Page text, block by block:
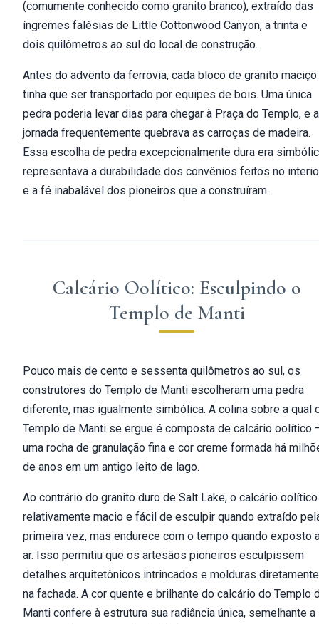
(comumente conhecido como granito branco), extraído das
íngremes falésias de Little Cottonwood Canyon, a trinta e
dois quilômetros ao sul do local de construção.
Antes do advento da ferrovia, cada bloco de granito maciço
tinha que ser transportado por equipes de bois. Uma única
pedra poderia levar dias para chegar à Praça do Templo, e a
jornada frequentemente quebrava as carroças de madeira.
Essa escolha de pedra excepcionalmente dura era
representava a durabilidade dos convênios feitos no
e a fé inabalável dos pioneiros que a construíram.
Calcário Oolítico: Esculpindo o
Templo de Manti
Pouco mais de cento e sessenta quilômetros ao sul, os
construtores do Templo de Manti escolheram uma pedra
diferente, mas igualmente simbólica. A colina sobre a qual
Templo de Manti se ergue é composta de calcário oolítico
uma rocha de granulação fina e cor creme formada há
de anos em um antigo leito de lago.
Ao contrário do granito duro de Salt Lake, o calcário
relativamente macio e fácil de esculpir quando extraído
primeira vez, mas endurece com o tempo quando exposto
ar. Isso permitiu que os artesãos pioneiros esculpissem
detalhes arquitetônicos intrincados e molduras diretamente
na fachada. A cor quente e brilhante do calcário do Templo
Manti confere à estrutura sua radiância única, semelhante a